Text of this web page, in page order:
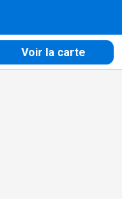
Voir la carte